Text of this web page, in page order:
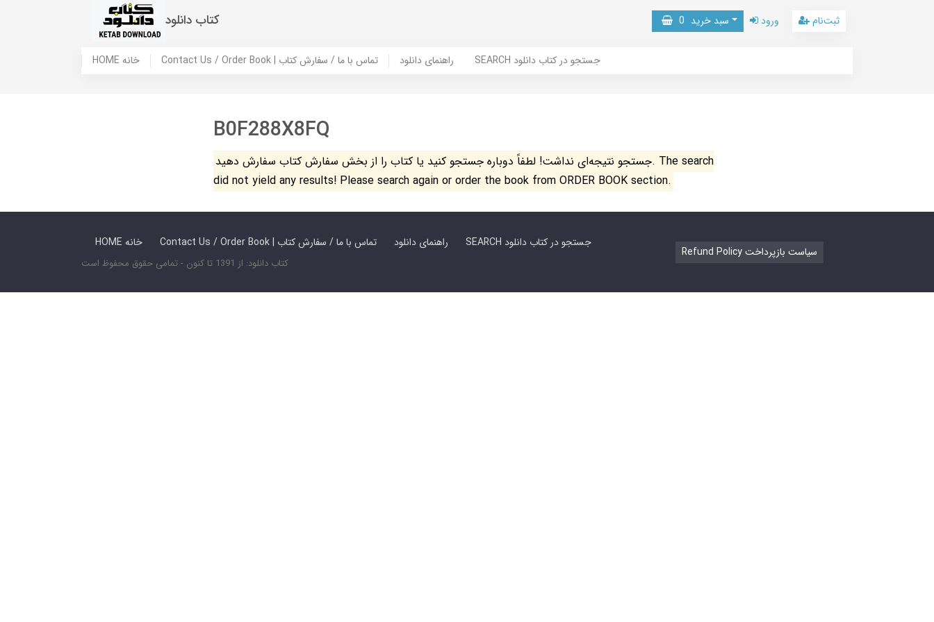
کتاب دانلود سبد خرید 0 ورود ثبت‌نام
HOME خانه Contact Us / Order Book | تماس با ما / سفارش کتاب راهنمای دانلود SEARCH جستجو در کتاب دانلود
B0F288X8FQ
جستجو نتیجه‌ای نداشت! لطفاً دوباره جستجو کنید یا کتاب را از بخش سفارش کتاب سفارش دهید. The search
did not yield any results! Please search again or order the book from ORDER BOOK section.
HOME خانه Contact Us / Order Book | تماس با ما / سفارش کتاب راهنمای دانلود SEARCH جستجو در کتاب دانلود
کتاب دانلود: از 1391 تا کنون - تمامی حقوق محفوظ است
Refund Policy سیاست بازپرداخت